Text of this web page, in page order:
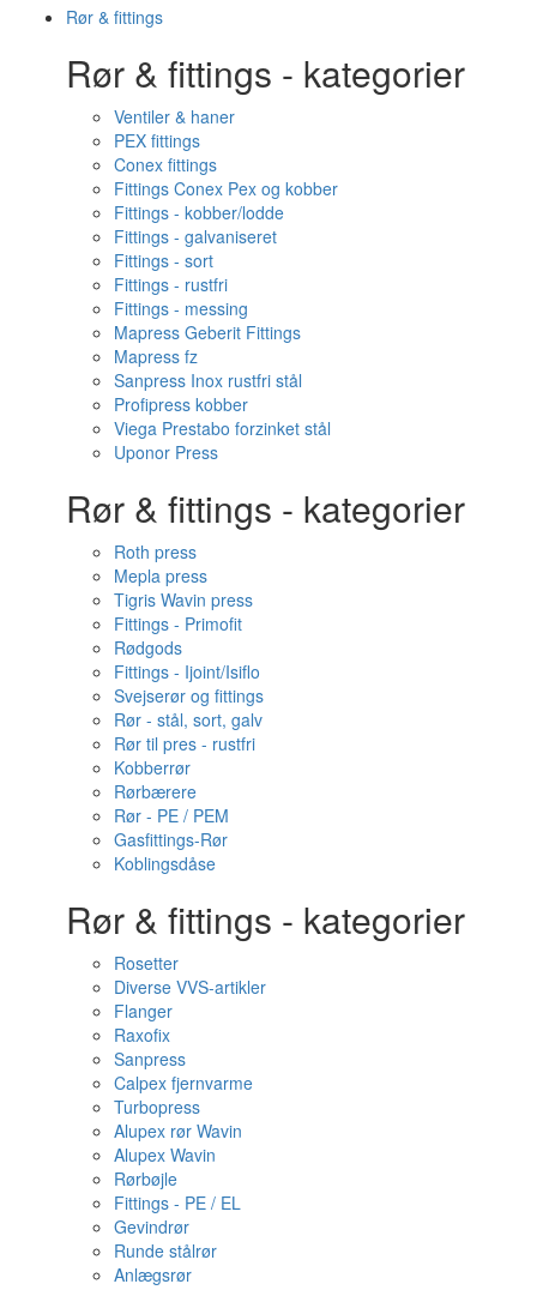
Rør & fittings
Rør & fittings - kategorier
Ventiler & haner
PEX fittings
Conex fittings
Fittings Conex Pex og kobber
Fittings - kobber/lodde
Fittings - galvaniseret
Fittings - sort
Fittings - rustfri
Fittings - messing
Mapress Geberit Fittings
Mapress fz
Sanpress Inox rustfri stål
Profipress kobber
Viega Prestabo forzinket stål
Uponor Press
Rør & fittings - kategorier
Roth press
Mepla press
Tigris Wavin press
Fittings - Primofit
Rødgods
Fittings - Ijoint/Isiflo
Svejserør og fittings
Rør - stål, sort, galv
Rør til pres - rustfri
Kobberrør
Rørbærere
Rør - PE / PEM
Gasfittings-Rør
Koblingsdåse
Rør & fittings - kategorier
Rosetter
Diverse VVS-artikler
Flanger
Raxofix
Sanpress
Calpex fjernvarme
Turbopress
Alupex rør Wavin
Alupex Wavin
Rørbøjle
Fittings - PE / EL
Gevindrør
Runde stålrør
Anlægsrør